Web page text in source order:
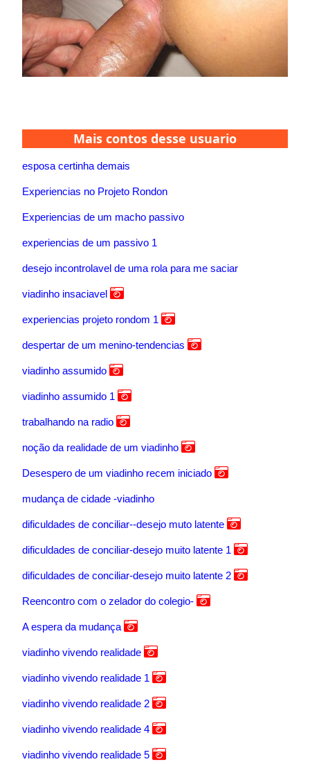
Mais contos desse usuario
esposa certinha demais
Experiencias no Projeto Rondon
Experiencias de um macho passivo
experiencias de um passivo 1
desejo incontrolavel de uma rola para me saciar
viadinho insaciavel
experiencias projeto rondom 1
despertar de um menino-tendencias
viadinho assumido
viadinho assumido 1
trabalhando na radio
noção da realidade de um viadinho
Desespero de um viadinho recem iniciado
mudança de cidade -viadinho
dificuldades de conciliar--desejo muto latente
dificuldades de conciliar-desejo muito latente 1
dificuldades de conciliar-desejo muito latente 2
Reencontro com o zelador do colegio-
A espera da mudança
viadinho vivendo realidade
viadinho vivendo realidade 1
viadinho vivendo realidade 2
viadinho vivendo realidade 4
viadinho vivendo realidade 5